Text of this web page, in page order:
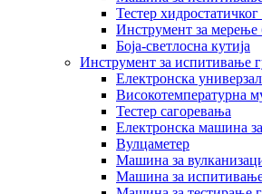
Тестер хидростатичког
Инструмент за мерење
Боја-светлосна кутија
Инструмент за испитивање
Електронска
Високотемпературна
Тестер сагоревања
Електронска машина
Вулцаметер
Машина за
Машина за испитивање